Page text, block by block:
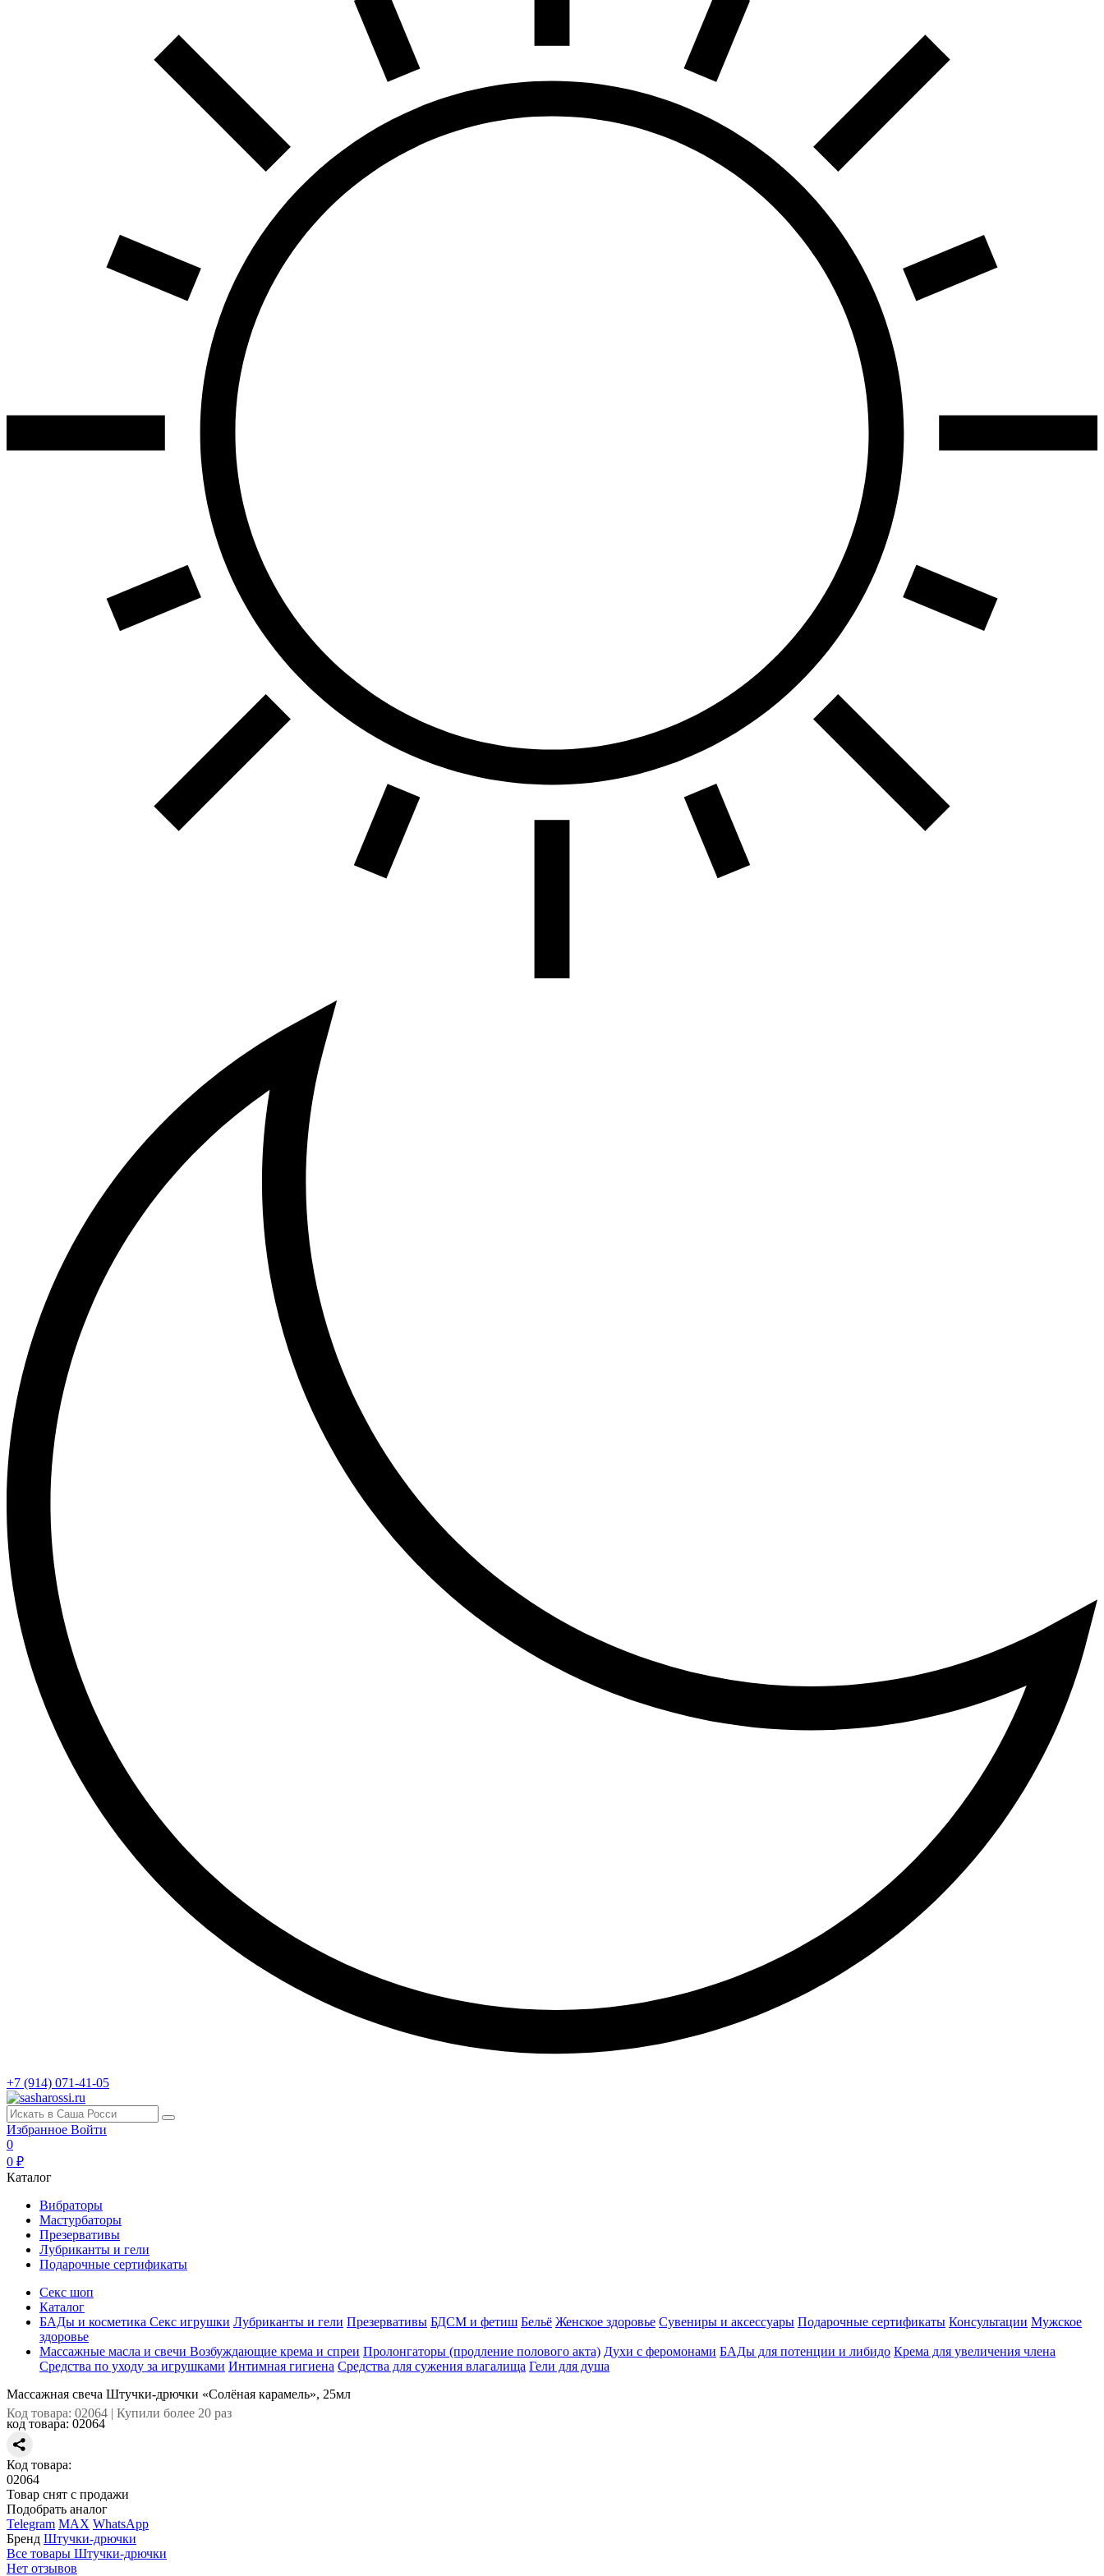
+7 (914) 071-41-05
Избранное Войти
0
0 ₽
Каталог
Вибраторы
Мастурбаторы
Презервативы
Лубриканты и гели
Подарочные сертификаты
Секс шоп
Каталог
БАДы и косметика Секс игрушки Лубриканты и гели Презервативы БДСМ и фетиш Бельё Женское здоровье Сувениры и аксессуары Подарочные сертификаты Консультации Мужское
здоровье
Массажные масла и свечи Возбуждающие крема и спреи Пролонгаторы (продление полового акта) Духи с феромонами БАДы для потенции и либидо Крема для увеличения члена
Средства по уходу за игрушками Интимная гигиена Средства для сужения влагалища Гели для душа
Массажная свеча Штучки-дрючки «Солёная карамель», 25мл
Код товара: 02064 | Купили более 20 раз
код товара: 02064
Код товара:
02064
Товар снят с продажи
Подобрать аналог
Telegram MAX WhatsApp
Бренд Штучки-дрючки
Все товары Штучки-дрючки
Нет отзывов